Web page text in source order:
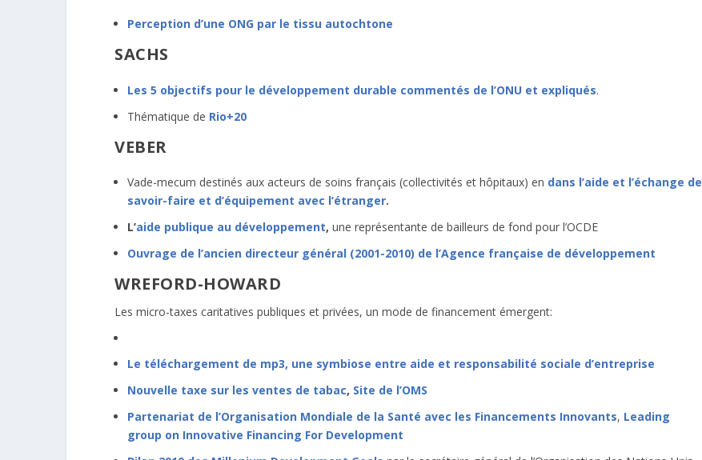
Perception d’une ONG par le tissu autochtone
SACHS
Les 5 objectifs pour le développement durable commentés de l’ONU et expliqués.
Thématique de Rio+20
VEBER
Vade-mecum destinés aux acteurs de soins français (collectivités et hôpitaux) en dans l’aide et l’échange de
savoir-faire et d’équipement avec l’étranger.
L’aide publique au développement, une représentante de bailleurs de fond pour l’OCDE
Ouvrage de l’ancien directeur général (2001-2010) de l’Agence française de développement
WREFORD-HOWARD
Les micro-taxes caritatives publiques et privées, un mode de financement émergent:
Le téléchargement de mp3, une symbiose entre aide et responsabilité sociale d’entreprise
Nouvelle taxe sur les ventes de tabac, Site de l’OMS
Partenariat de l’Organisation Mondiale de la Santé avec les Financements Innovants, Leading
group on Innovative Financing For Development